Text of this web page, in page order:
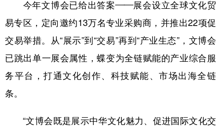
今年文博会已给出答案——展会设立全球文化贸
易专区，定向邀约13万名专业采购商，并推出22项促
交易举措。从“展示”到“交易”再到“产业生态”，文博会
已跳出单一展会属性，蝶变为全链赋能的产业综合服
务平台，打通文化创作、科技赋能、市场出海全链
条。
“文博会既是展示中华文化魅力、促进国际文化交